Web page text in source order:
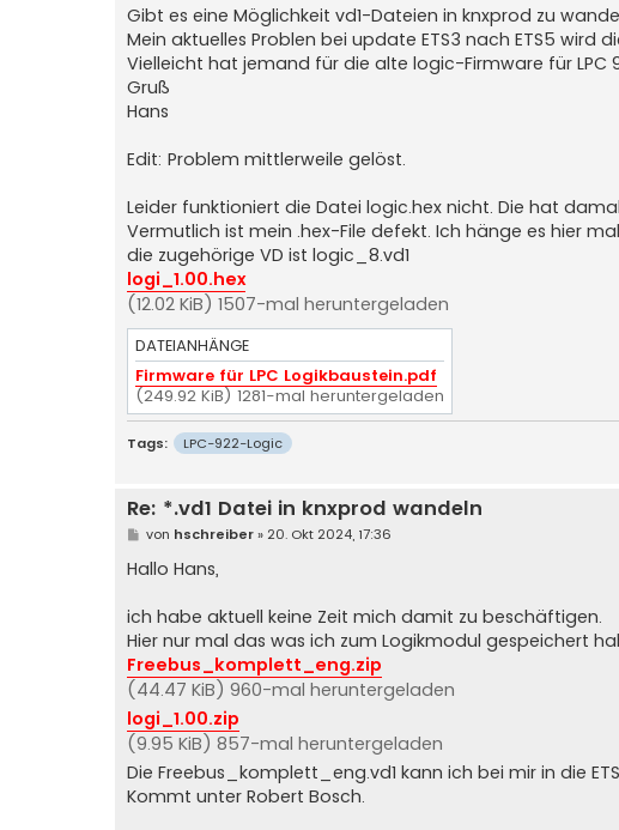
i
t
r
a
g
Gibt es eine Möglichkeit vd1-Dateien in knxprod zu
Mein aktuelles Problen bei update ETS3 nach ETS5
Vielleicht hat jemand für die alte logic-Firmware für LPC
Gruß
Hans
Edit: Problem mittlerweile gelöst.
Leider funktioniert die Datei logic.hex nicht. Die hat
Vermutlich ist mein .hex-File defekt. Ich hänge es hier
die zugehörige VD ist logic_8.vd1
logi_1.00.hex
(12.02 KiB) 1507-mal heruntergeladen
DATEIANHÄNGE
Firmware für LPC Logikbaustein.pdf
(249.92 KiB) 1281-mal heruntergeladen
Tags: LPC-922-Logic
Re: *.vd1 Datei in knxprod wandeln
B
i
t
a
g
von hschreiber» 20. Okt 2024, 17:36
Hallo Hans,
ich habe aktuell keine Zeit mich damit zu beschäftigen.
Hier nur mal das was ich zum Logikmodul gespeichert
Freebus_komplett_eng.zip
(44.47 KiB) 960-mal heruntergeladen
logi_1.00.zip
(9.95 KiB) 857-mal heruntergeladen
Die Freebus_komplett_eng.vd1 kann ich bei mir in die
Kommt unter Robert Bosch.